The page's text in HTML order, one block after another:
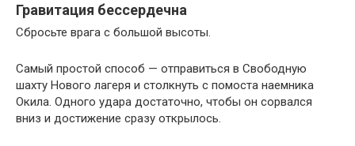
Гравитация бессердечна
Сбросьте врага с большой высоты.
Самый простой способ — отправиться в Свободную
шахту Нового лагеря и столкнуть с помоста наемника
Окила. Одного удара достаточно, чтобы он сорвался
вниз и достижение сразу открылось.